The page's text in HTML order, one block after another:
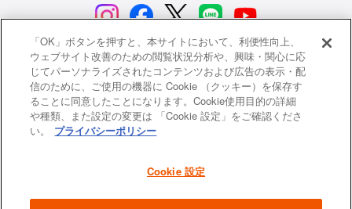
サイトポリシー 特定商取引法に基づく表示
並行輸入品について 個人情報保護方針
返品について
よくあるご質問 お問い合わせ
「OK」ボタンを押すと、本サイトにおいて、利便性向上、
ウェブサイト改善のための閲覧状況分析や、興味・関心に応
じてパーソナライズされたコンテンツおよび広告の表示・配
信のために、ご使用の機器に Cookie （クッキー）を保存す
ることに同意したことになります。Cookie使用目的の詳細
や種類、また設定の変更は 「Cookie 設定」をご確認くださ
い。
プライバシーポリシー
Cookie 設定